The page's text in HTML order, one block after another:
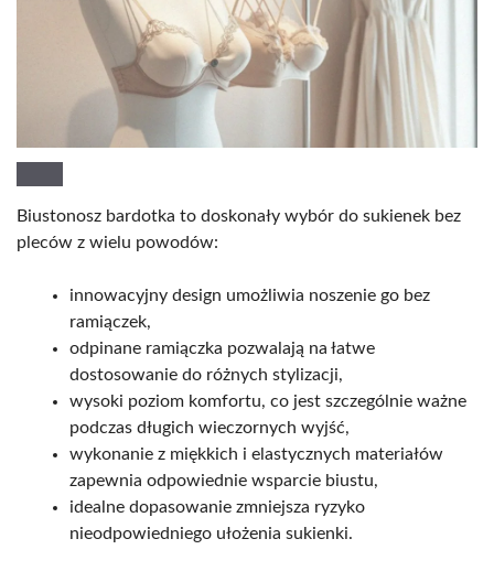
Biustonosz bardotka to doskonały wybór do sukienek bez
pleców z wielu powodów:
innowacyjny design umożliwia noszenie go bez
ramiączek,
odpinane ramiączka pozwalają na łatwe
dostosowanie do różnych stylizacji,
wysoki poziom komfortu, co jest szczególnie ważne
podczas długich wieczornych wyjść,
wykonanie z miękkich i elastycznych materiałów
zapewnia odpowiednie wsparcie biustu,
idealne dopasowanie zmniejsza ryzyko
nieodpowiedniego ułożenia sukienki.